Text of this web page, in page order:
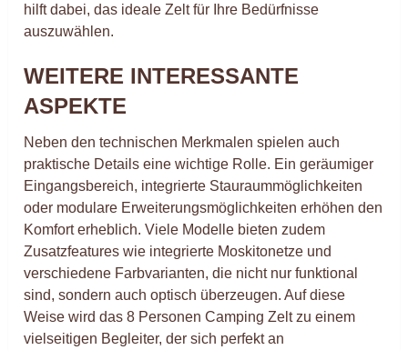
hilft dabei, das ideale Zelt für Ihre Bedürfnisse
auszuwählen.
WEITERE INTERESSANTE
ASPEKTE
Neben den technischen Merkmalen spielen auch
praktische Details eine wichtige Rolle. Ein geräumiger
Eingangsbereich, integrierte Stauraummöglichkeiten
oder modulare Erweiterungsmöglichkeiten erhöhen den
Komfort erheblich. Viele Modelle bieten zudem
Zusatzfeatures wie integrierte Moskitonetze und
verschiedene Farbvarianten, die nicht nur funktional
sind, sondern auch optisch überzeugen. Auf diese
Weise wird das 8 Personen Camping Zelt zu einem
vielseitigen Begleiter, der sich perfekt an